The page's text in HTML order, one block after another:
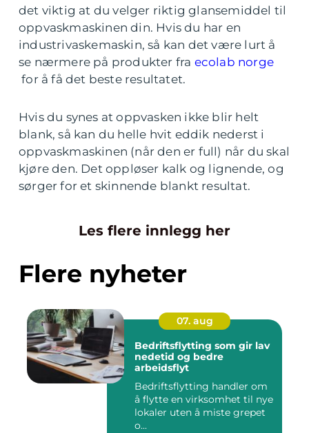
det viktig at du velger riktig glansemiddel til
oppvaskmaskinen din. Hvis du har en
industrivaskemaskin, så kan det være lurt å
se nærmere på produkter fra ecolab norge
for å få det beste resultatet.
Hvis du synes at oppvasken ikke blir helt
blank, så kan du helle hvit eddik nederst i
oppvaskmaskinen (når den er full) når du skal
kjøre den. Det oppløser kalk og lignende, og
sørger for et skinnende blankt resultat.
Les flere innlegg her
Flere nyheter
07. aug
Bedriftsflytting som gir lav
nedetid og bedre
arbeidsflyt
Bedriftsflytting handler om
å flytte en virksomhet til nye
lokaler uten å miste grepet
o...